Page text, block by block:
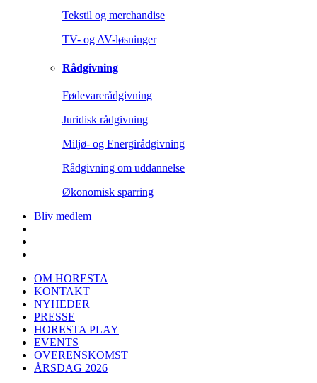
Tekstil og merchandise
TV- og AV-løsninger
Rådgivning
Fødevarerådgivning
Juridisk rådgivning
Miljø- og Energirådgivning
Rådgivning om uddannelse
Økonomisk sparring
Bliv medlem
OM HORESTA
KONTAKT
NYHEDER
PRESSE
HORESTA PLAY
EVENTS
OVERENSKOMST
ÅRSDAG 2026